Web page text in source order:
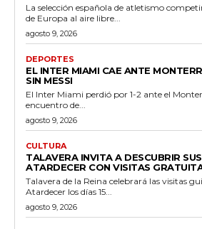
La selección española de atletismo
de Europa al aire libre...
agosto 9, 2026
DEPORTES
EL INTER MIAMI CAE ANTE
SIN MESSI
El Inter Miami perdió por 1-2 ante el
encuentro de...
agosto 9, 2026
CULTURA
TALAVERA INVITA A DESCUBRIR
ATARDECER CON VISITAS
Talavera de la Reina celebrará las visitas
Atardecer los días 15...
agosto 9, 2026